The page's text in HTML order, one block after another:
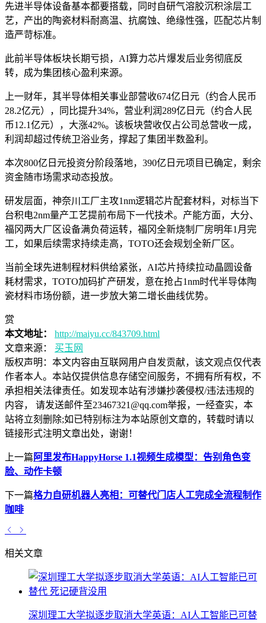
先进半导体设备基本都要搭载，同时自研气溶胶沉积涂层工
艺，产出的陶瓷材料耐高温、抗腐蚀、绝缘性强，匹配芯片制
造严苛标准。
此前半导体板块长期亏损，AI算力芯片爆发后业务彻底反
转，成为集团核心盈利来源。
上一财年，其半导体相关事业部营收674亿日元（约合人民币
28.2亿元），同比提升34%，营业利润289亿日元（约合人民
币12.1亿元），大涨42%。该板块营收仅占公司总营收一成，
利润却超过传统卫浴业务，撑起了集团半数盈利。
本次800亿日元投资分阶段落地，390亿日元项目已确定，剩余
资金随市场需求动态投放。
研发层面，神奈川工厂主攻1nm逻辑芯片配套材料，对标当下
台积电2nm量产工艺提前布局下一代技术。产能方面，大分、
福冈两大厂区设备满负荷运转，福冈全新烧制厂房明年1月完
工，如果后续需求持续走高，TOTO还会规划全新厂区。
当前全球先进制程材料供给紧张，AI芯片持续拉动晶圆设备
耗材需求，TOTO加码扩产研发，意在抢占1nm时代半导体陶
瓷材料市场份额，进一步放大第二增长曲线优势。
赏
本文地址：
http://maiyu.cc/843709.html
文章来源：
买玉网
版权声明： 本文内容由互联网用户自发贡献，该文观点仅代表
作者本人。本站仅提供信息存储空间服务，不拥有所有权，不
承担相关法律责任。如发现本站有涉嫌抄袭侵权/违法违规的
内容， 请发送邮件至23467321@qq.com举报，一经查实，本
站将立刻删除;如已特别标注为本站原创文章的，转载时请以
链接形式注明文章出处，谢谢！
上一篇 阿里发布HappyHorse 1.1视频生成模型：告别角色变
脸、动作卡顿
下一篇格力自研机器人亮相：可替代门店人工完成全流程制作
咖啡
相关文章
深圳理工大学拟逐步取消大学英语：AI人工智能已可替